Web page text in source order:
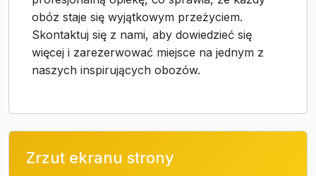
obóz staje się wyjątkowym przeżyciem.
Skontaktuj się z nami, aby dowiedzieć się
więcej i zarezerwować miejsce na jednym z
naszych inspirujących obozów.
Zrzut ekranu strony